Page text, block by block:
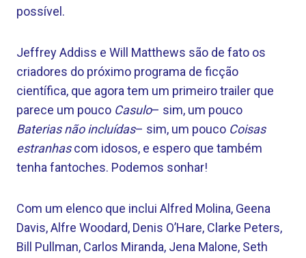
possível.
Jeffrey Addiss e Will Matthews são de fato os
criadores do próximo programa de ficção
científica, que agora tem um primeiro trailer que
parece um pouco Casulo– sim, um pouco
Baterias não incluídas– sim, um pouco Coisas
estranhascom idosos, e espero que também
tenha fantoches. Podemos sonhar!
Com um elenco que inclui Alfred Molina, Geena
Davis, Alfre Woodard, Denis O’Hare, Clarke Peters,
Bill Pullman, Carlos Miranda, Jena Malone, Seth